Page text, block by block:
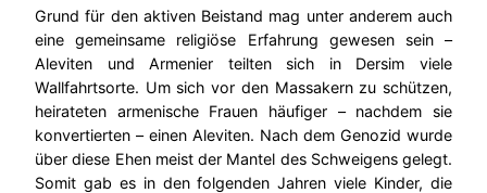
Grund für den aktiven Beistand mag unter anderem auch
eine gemeinsame religiöse Erfahrung gewesen sein –
Aleviten und Armenier teilten sich in Dersim viele
Wallfahrtsorte. Um sich vor den Massakern zu schützen,
heirateten armenische Frauen häufiger – nachdem sie
konvertierten – einen Aleviten. Nach dem Genozid wurde
über diese Ehen meist der Mantel des Schweigens gelegt.
Somit gab es in den folgenden Jahren viele Kinder, die